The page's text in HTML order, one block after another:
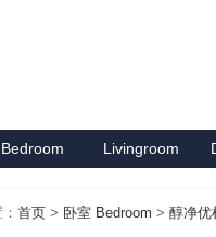
Bedroom Livingroom
首页 > 卧室 Bedroom > 醇净优